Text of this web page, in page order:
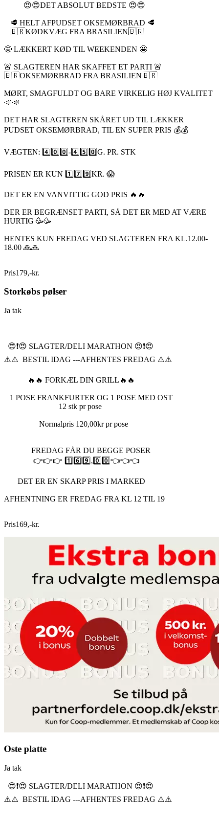
😍😍DET ABSOLUT BEDSTE 😍😍
🥩 HELT AFPUDSET OKSEMØRBRAD 🥩
🇧🇷KØDKVÆG FRA BRASILIEN🇧🇷
🤩 LÆKKERT KØD TIL WEEKENDEN 🤩
🚨 SLAGTEREN HAR SKAFFET ET PARTI 🚨
🇧🇷OKSEMØRBRAD FRA BRASILIEN🇧🇷
MØRT, SMAGFULDT OG BARE VIRKELIG HØJ KVALITET
📣📣
DET HAR SLAGTEREN SKÅRET UD TIL LÆKKER
PUDSET OKSEMØRBRAD, TIL EN SUPER PRIS 💰💰
VÆGTEN: 4️⃣0️⃣0️⃣-4️⃣5️⃣0️⃣G. PR. STK
PRISEN ER KUN 1️⃣7️⃣9️⃣KR. 😱
DET ER EN VANVITTIG GOD PRIS 🔥🔥
DER ER BEGRÆNSET PARTI, SÅ DET ER MED AT VÆRE
HURTIG 🥳🥳
HENTES KUN FREDAG VED SLAGTEREN FRA KL.12.00-
18.00 🙏🙏
Pris179,-kr.
Storkøbs pølser
Ja tak
😍❗️😍 SLAGTER/DELI MARATHON 😍❗️😍
⚠️⚠️ BESTIL IDAG ---AFHENTES FREDAG ⚠️⚠️
🔥🔥 FORKÆL DIN GRILL🔥🔥
1 POSE FRANKFURTER OG 1 POSE MED OST
12 stk pr pose
Normalpris 120,00kr pr pose
FREDAG FÅR DU BEGGE POSER
👉👉👉 1️⃣6️⃣9️⃣,0️⃣0️⃣👈👈👈
DET ER EN SKARP PRIS I MARKED
AFHENTNING ER FREDAG FRA KL 12 TIL 19
Pris169,-kr.
Oste platte
Ja tak
😍❗️😍 SLAGTER/DELI MARATHON 😍❗️😍
⚠️⚠️ BESTIL IDAG ---AFHENTES FREDAG ⚠️⚠️